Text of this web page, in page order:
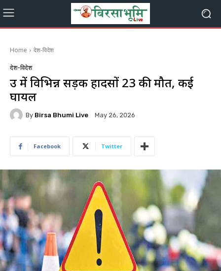
Home देश-विदेश
देश-विदेश
उप्र में विभिन्न सड़क हादसों 23 की मौत, कई
घायल
By Birsa Bhumi Live May 26, 2026
Facebook Twitter